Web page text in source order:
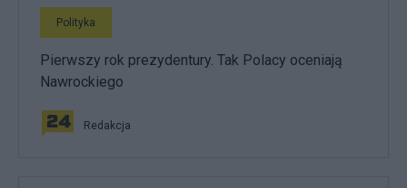
Polityka
Pierwszy rok prezydentury. Tak Polacy oceniają
Nawrockiego
Redakcja